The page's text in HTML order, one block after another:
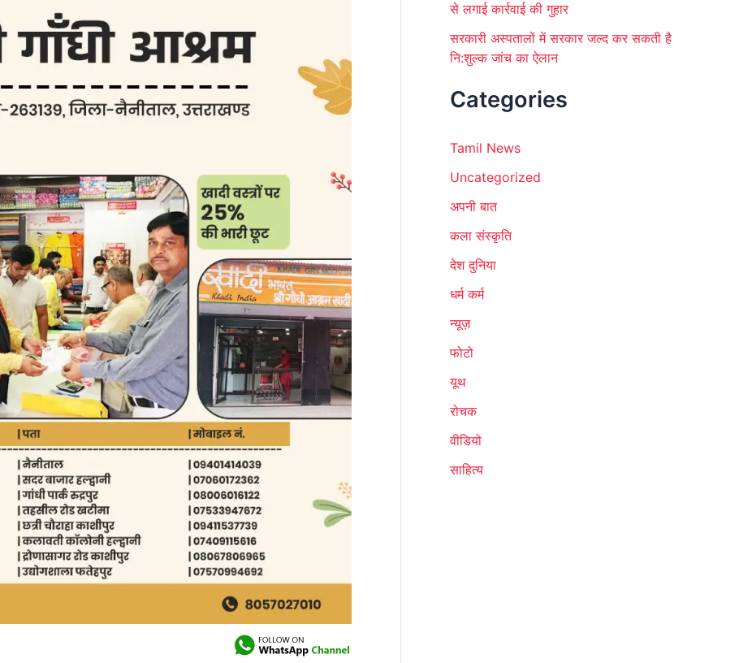
से लगाई कार्रवाई की गुहार
सरकारी अस्पतालों में सरकार जल्द कर सकती है
नि:शुल्क जांच का ऐलान
Categories
Tamil News
Uncategorized
अपनी बात
कला संस्कृति
देश दुनिया
धर्म कर्म
न्यूज़
फोटो
यूथ
रोचक
वीडियो
साहित्य